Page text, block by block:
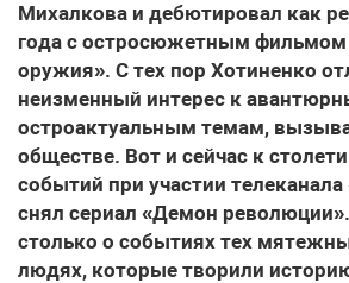
Михалкова и дебютировал как
года с остросюжетным фильмом
оружия». С тех пор Хотиненко
неизменный интерес к
остроактуальным темам,
обществе. Вот и сейчас к
событий при участии телеканала
снял сериал «Демон
столько о событиях тех
людях, которые творили